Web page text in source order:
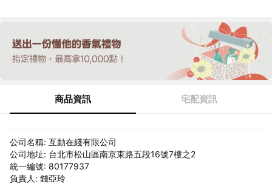
商品資訊 宅配資訊
公司名稱: 互動在綫有限公司
公司地址: 台北市松山區南京東路五段16號7樓之2
統一編號: 80177937
負責人: 錢亞玲